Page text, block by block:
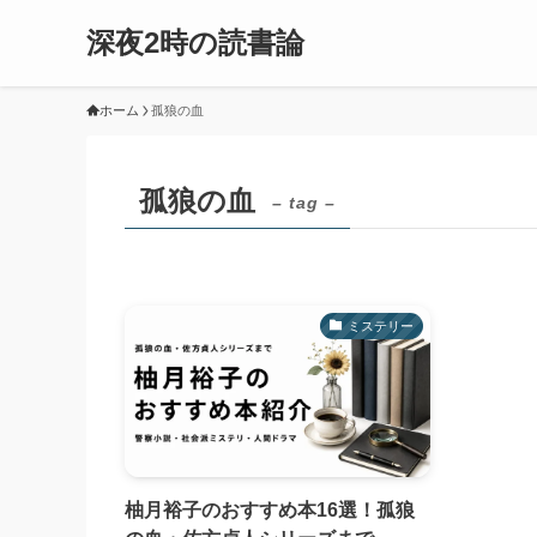
深夜2時の読書論
ホーム 孤狼の血
孤狼の血 – tag –
ミステリー
柚月裕子のおすすめ本16選！孤狼